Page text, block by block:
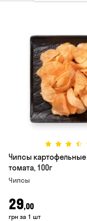
Чипсы
томата, 100г
Чипсы
29,00
грн за 1 шт